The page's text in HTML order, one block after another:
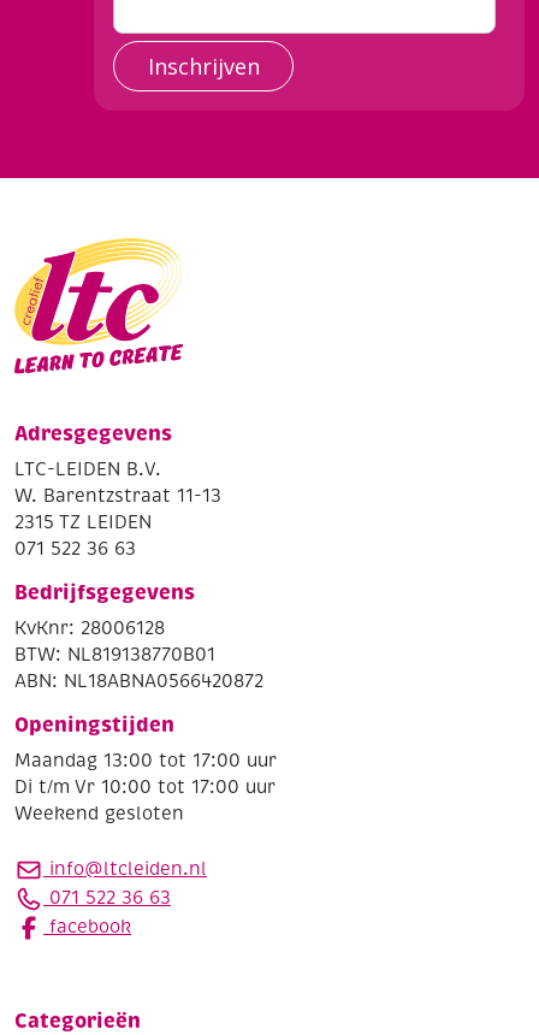
Inschrijven
Adresgegevens
LTC-LEIDEN B.V.
W. Barentzstraat 11-13
2315 TZ LEIDEN
071 522 36 63
Bedrijfsgegevens
KvKnr: 28006128
BTW: NL819138770B01
ABN: NL18ABNA0566420872
Openingstijden
Maandag 13:00 tot 17:00 uur
Di t/m Vr 10:00 tot 17:00 uur
Weekend gesloten
info@ltcleiden.nl
071 522 36 63
facebook
Categorieën